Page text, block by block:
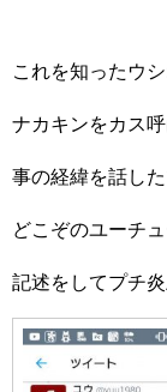
これを知ったウシ
ナカキンをカス
事の経緯を話し
どこぞのユーチ
記述をしてプチ炎